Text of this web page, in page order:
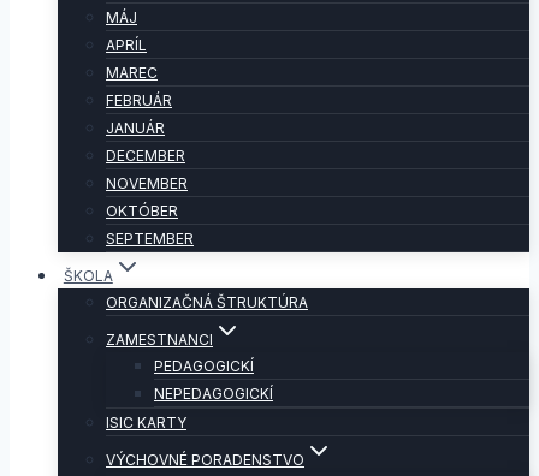
MÁJ
APRÍL
MAREC
FEBRUÁR
JANUÁR
DECEMBER
NOVEMBER
OKTÓBER
SEPTEMBER
ŠKOLA
ORGANIZAČNÁ ŠTRUKTÚRA
ZAMESTNANCI
PEDAGOGICKÍ
NEPEDAGOGICKÍ
ISIC KARTY
VÝCHOVNÉ PORADENSTVO